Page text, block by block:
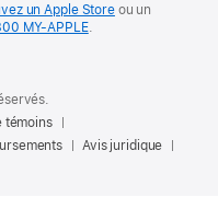
un Apple Storeou un
MY‑APPLE.
témoins
Avis juridique